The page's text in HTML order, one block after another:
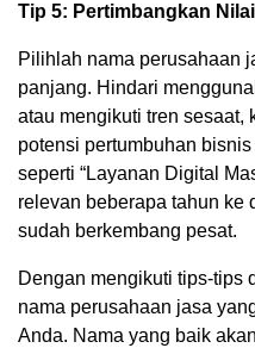
Tip 5: Pertimbangkan
Pilihlah nama perusahaan
panjang. Hindari
atau mengikuti tren sesaat,
potensi pertumbuhan
seperti “Layanan Digital
relevan beberapa tahun ke
sudah berkembang pesat.
Dengan mengikuti tips-tips
nama perusahaan jasa
Anda. Nama yang baik